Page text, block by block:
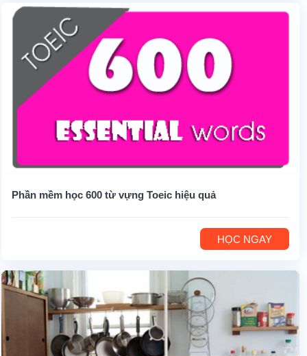
Phần mềm học 600 từ vựng Toeic hiệu quả
HỌC NGAY